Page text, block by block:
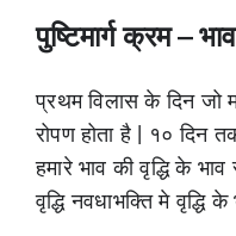
पुष्टिमार्ग क्रम –
प्रथम विलास के दिन जो
रोपण होता है | १० दिन
हमारे भाव की वृद्धि के
वृद्धि नवधाभक्ति मे वृद्धि